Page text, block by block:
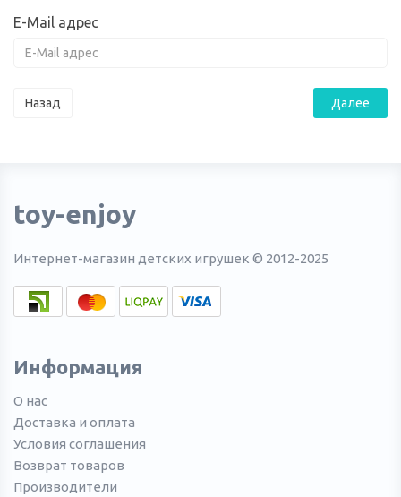
E-Mail адрес
Назад
toy-enjoy
Интернет-магазин детских игрушек © 2012-2025
Информация
О нас
Доставка и оплата
Условия соглашения
Возврат товаров
Производители